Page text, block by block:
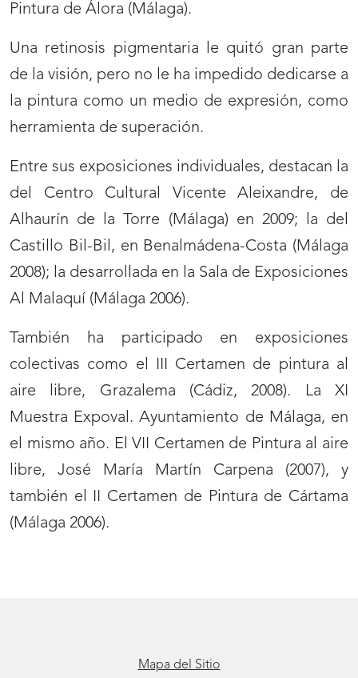
Pintura de Álora (Málaga).
Una retinosis pigmentaria le quitó gran parte
de la visión, pero no le ha impedido dedicarse a
la pintura como un medio de expresión, como
herramienta de superación.
Entre sus exposiciones individuales, destacan la
del Centro Cultural Vicente Aleixandre, de
Alhaurín de la Torre (Málaga) en 2009; la del
Castillo Bil-Bil, en Benalmádena-Costa (Málaga
2008); la desarrollada en la Sala de Exposiciones
Al Malaquí (Málaga 2006).
También ha participado en exposiciones
colectivas como el III Certamen de pintura al
aire libre, Grazalema (Cádiz, 2008). La XI
Muestra Expoval. Ayuntamiento de Málaga, en
el mismo año. El VII Certamen de Pintura al aire
libre, José María Martín Carpena (2007), y
también el II Certamen de Pintura de Cártama
(Málaga 2006).
Mapa del Sitio